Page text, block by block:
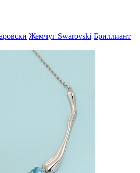
Жемчуг Swarovski Бриллиант